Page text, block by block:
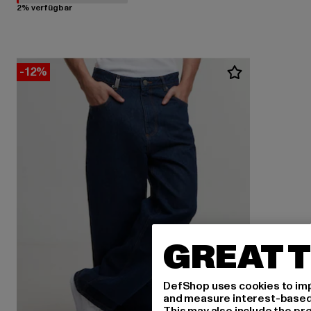
2% verfügbar
-12%
GREAT
DefShop uses cookies to
and measure interest-